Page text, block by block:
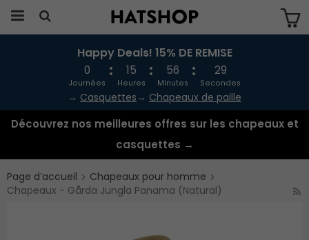
Produkten har blivit tillagd i varukorgen
Happy Deals! 15% DE REMISE
0
Journées
15
Heures
56
Minutes
29
Secondes
→ Casquettes → Chapeaux de paille
Découvrez nos meilleures offres sur les chapeaux et
casquettes →
Page d’accueil
Chapeaux pour homme
Chapeaux - Gårda Jungla Panama (Natural)